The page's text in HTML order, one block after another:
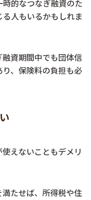
的なつなぎ融資のた
人もいるかもしれま
資期間中でも団体信
、保険料の負担も必
えないこともデメリ
たせば、所得税や住